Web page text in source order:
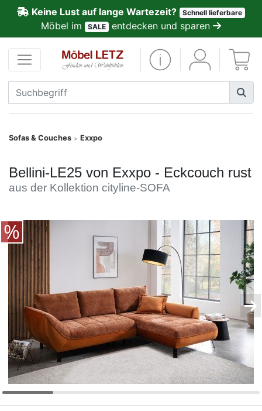
Keine Lust auf lange Wartezeit? Schnell lieferbare
Möbel im SALE entdecken und sparen
Sofas & Couches > Exxpo
Bellini-LE25 von Exxpo - Eckcouch rust
aus der Kollektion cityline-SOFA
Kundenmeinungen
Anmelden
PREMIUM
Schnell
SALE
Polsterplaner
Möbel-
Konfigurator
0%
Finanzierung
Markenwelt
Letz-
Deals